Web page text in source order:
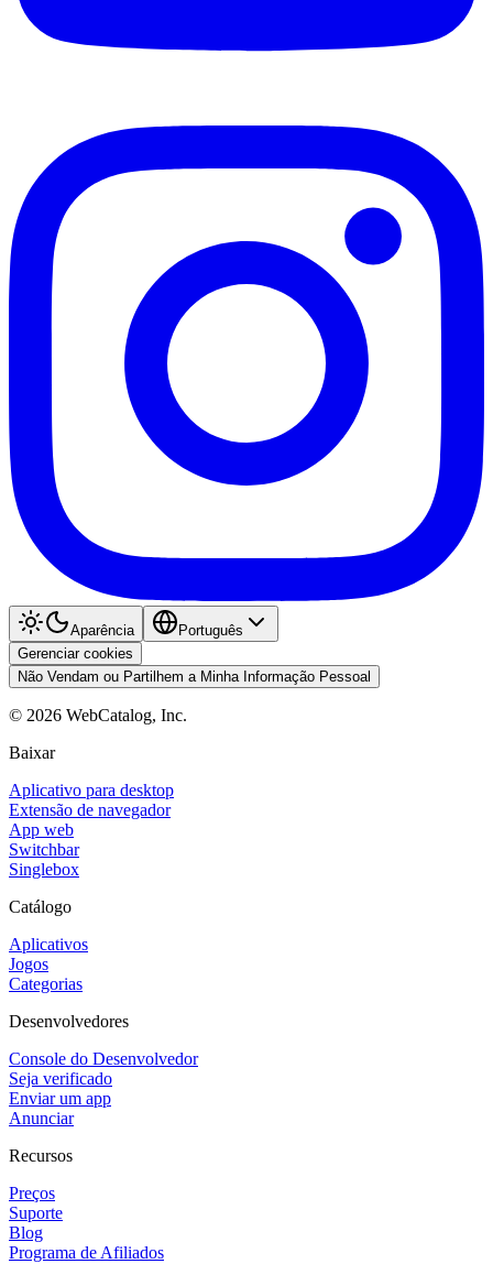
Aparência
Português
Gerenciar cookies
Não Vendam ou Partilhem a Minha Informação Pessoal
© 2026 WebCatalog, Inc.
Baixar
Aplicativo para desktop
Extensão de navegador
App web
Switchbar
Singlebox
Catálogo
Aplicativos
Jogos
Categorias
Desenvolvedores
Console do Desenvolvedor
Seja verificado
Enviar um app
Anunciar
Recursos
Preços
Suporte
Blog
Programa de Afiliados